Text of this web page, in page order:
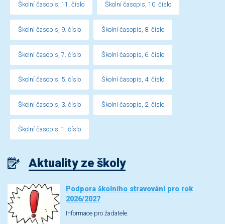
Školní časopis, 11. číslo Školní časopis, 10. číslo
Školní časopis, 9. číslo Školní časopis, 8. číslo
Školní časopis, 7. číslo Školní časopis, 6. číslo
Školní časopis, 5. číslo Školní časopis, 4. číslo
Školní časopis, 3. číslo Školní časopis, 2. číslo
Školní časopis, 1. číslo
Aktuality ze školy
Podpora školního stravování pro rok
2026/2027
Informace pro žadatele.